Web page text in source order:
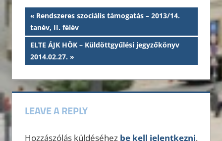
Bejegyzés
navigáció
Previous
Post:
Rendszeres szociális támogatás – 2013/14.
tanév, II. félév
Next
Post:
ELTE ÁJK HÖK – Küldöttgyűlési jegyzőkönyv
2014.02.27.
LEAVE A REPLY
Hozzászólás küldéséhez be kell jelentkezni.